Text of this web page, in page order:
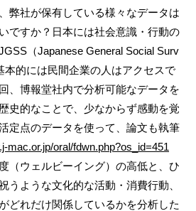
弊社が保有している様々なデータは
ですか？日本には社会意識・行動の
（Japanese General Social Surv
本的には民間企業の人はアクセスで
、博報堂社内で分析可能なデータを
史的なことで、少なからず感動を覚
定点のデータを使って、論文も執筆
mac.or.jp/oral/fdwn.php?os_id=451
（ウェルビーイング）の高低と、ひ
うような文化的な活動・消費行動、
どれだけ関係しているかを分析した